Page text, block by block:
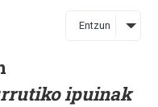
Entzun
ipuinak